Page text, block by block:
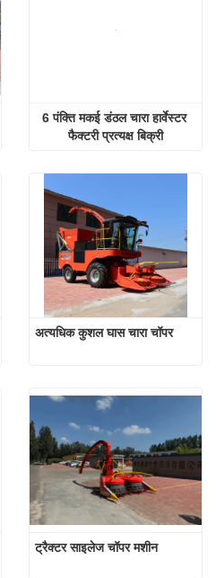
6 पंक्ति मकई डंठल चारा हार्वेस्टर
फैक्टरी प्रत्यक्ष बिक्री
अत्यधिक कुशल घास चारा चॉपर
ट्रैक्टर साइलेज चॉपर मशीन